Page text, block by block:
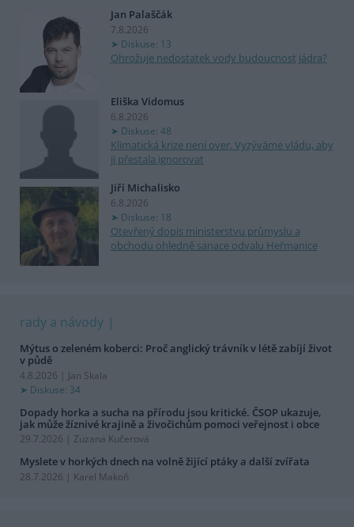
Jan Palaščák
7.8.2026
Diskuse: 13
Ohrožuje nedostatek vody budoucnost jádra?
Eliška Vidomus
6.8.2026
Diskuse: 48
Klimatická krize není over. Vyzýváme vládu, aby
ji přestala ignorovat
Jiří Michalisko
6.8.2026
Diskuse: 18
Otevřený dopis ministerstvu průmyslu a
obchodu ohledně sanace odvalu Heřmanice
rady a návody
Mýtus o zeleném koberci: Proč anglický trávník v létě zabíjí život
v půdě
4.8.2026 | Jan Skala
Diskuse: 34
Dopady horka a sucha na přírodu jsou kritické. ČSOP ukazuje,
jak může žíznivé krajině a živočichům pomoci veřejnost i obce
29.7.2026 | Zuzana Kučerová
Myslete v horkých dnech na volně žijící ptáky a další zvířata
28.7.2026 | Karel Makoň